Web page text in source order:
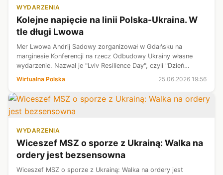
WYDARZENIA
Kolejne napięcie na linii Polska-Ukraina. W
tle długi Lwowa
Mer Lwowa Andrij Sadowy zorganizował w Gdańsku na
marginesie Konferencji na rzecz Odbudowy Ukrainy własne
wydarzenie. Nazwał je "Lviv Resilience Day", czyli "Dzień
Odporności Lwowa". Na tle tego wydarzenia doszło do
Wirtualna Polska 25.06.2026 19:56
WYDARZENIA
Wiceszef MSZ o sporze z Ukrainą: Walka na
ordery jest bezsensowna
Wiceszef MSZ o sporze z Ukrainą: Walka na ordery jest